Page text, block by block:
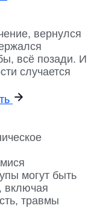
вернулся
всё позади. И
случается
могут быть
включая
травмы